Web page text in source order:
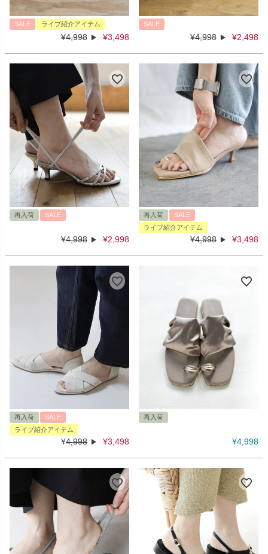
SALE ライブ紹介アイテム
¥4,998 ¥3,498
SALE
¥4,998 ¥2,498
再入荷 SALE
¥4,998 ¥2,998
再入荷
SALE
ライブ紹介アイテム
¥4,998 ¥3,498
再入荷
SALE
ライブ紹介アイテム
¥4,998 ¥3,498
再入荷
¥4,998